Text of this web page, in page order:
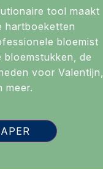
tool maakt
hartboeketten
bloemist
de
voor Valentijn,
meer.